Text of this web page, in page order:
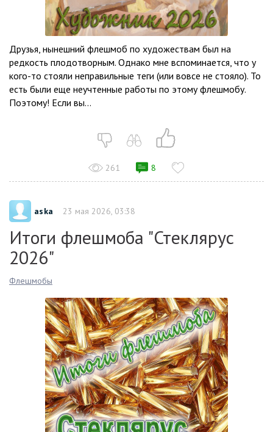
Друзья, нынешний флешмоб по художествам был на
редкость плодотворным. Однако мне вспоминается, что у
кого-то стояли неправильные теги (или вовсе не стояло). То
есть были еще неучтенные работы по этому флешмобу.
Поэтому! Если вы...
261 8
aska 23 мая 2026, 03:38
Итоги флешмоба "Стеклярус
2026"
Флешмобы